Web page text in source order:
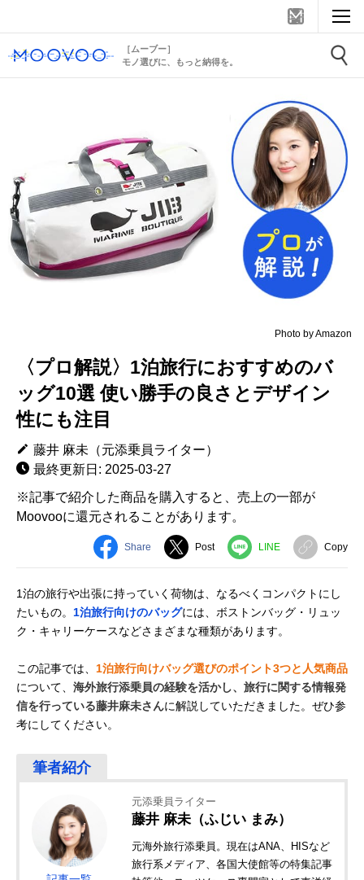
［ムーブー］
モノ選びに、もっと納得を。
Photo by Amazon
〈プロ解説〉1泊旅行におすすめのバ
ッグ10選 使い勝手の良さとデザイン
性にも注目
藤井 麻未（元添乗員ライター）
最終更新日: 2025-03-27
※記事で紹介した商品を購入すると、売上の一部が
Moovooに還元されることがあります。
Share Post LINE Copy
1泊の旅行や出張に持っていく荷物は、なるべくコンパクトにし
たいもの。 1泊旅行向けのバッグには、ボストンバッグ・リュッ
ク・キャリーケースなどさまざまな種類があります。
この記事では、 1泊旅行向けバッグ選びのポイント3つと人気商品
について、 海外旅行添乗員の経験を活かし、旅行に関する情報発
信を行っている藤井麻未さんに解説していただきました。ぜひ参
考にしてください。
元添乗員ライター
藤井 麻未（ふじい まみ）
元海外旅行添乗員。現在はANA、HISなど
旅行系メディア、各国大使館等の特集記事